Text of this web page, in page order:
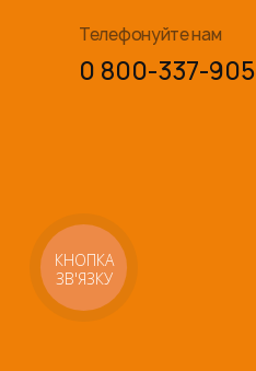
Телефонуйте нам
0 800-337-905
КНОПКА
ЗВ'ЯЗКУ